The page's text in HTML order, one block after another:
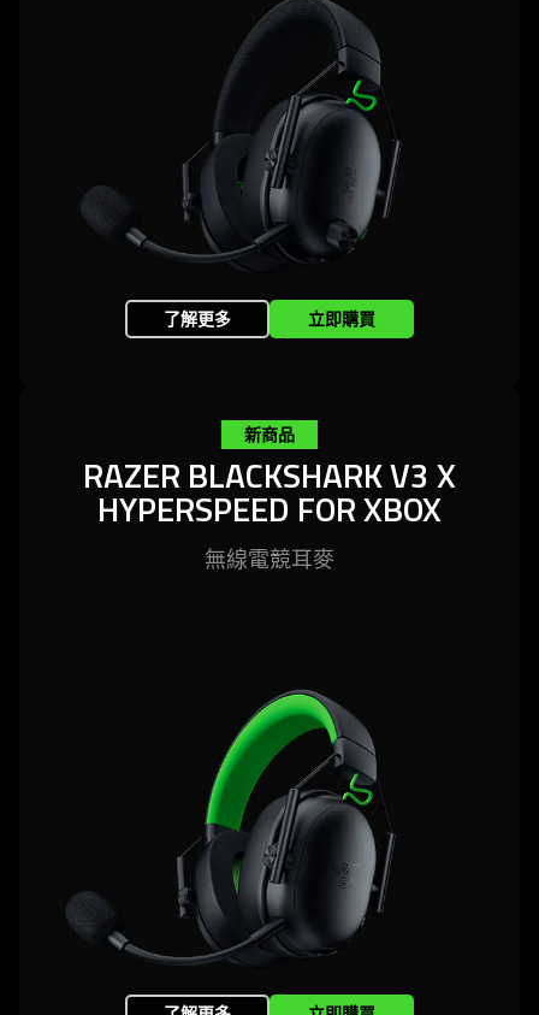
了解更多 立即購買
新商品
RAZER BLACKSHARK V3 X
HYPERSPEED FOR XBOX
無線電競耳麥